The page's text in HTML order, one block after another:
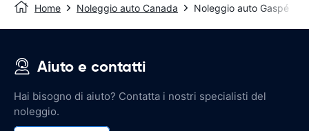
Home Noleggio auto Canada Noleggio auto Gaspé
Aiuto e contatti
Hai bisogno di aiuto? Contatta i nostri specialisti del
noleggio.